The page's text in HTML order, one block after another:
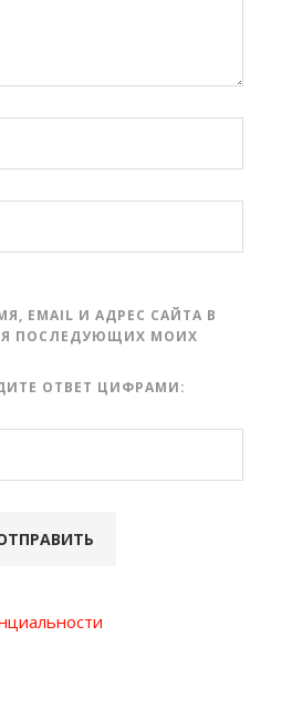
EMAIL И АДРЕС САЙТА В
ПОСЛЕДУЮЩИХ МОИХ
ОТВЕТ ЦИФРАМИ: